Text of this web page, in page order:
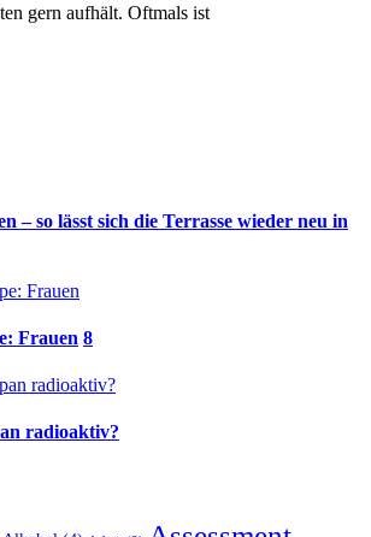
gern aufhält. Oftmals ist
– so lässt sich die Terrasse wieder neu in
Frauen 8
radioaktiv?